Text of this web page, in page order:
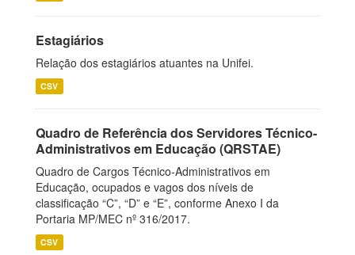
Estagiários
Relação dos estagiários atuantes na Unifei.
CSV
Quadro de Referência dos Servidores Técnico-
Administrativos em Educação (QRSTAE)
Quadro de Cargos Técnico-Administrativos em
Educação, ocupados e vagos dos níveis de
classificação “C”, “D” e “E”, conforme Anexo I da
Portaria MP/MEC nº 316/2017.
CSV